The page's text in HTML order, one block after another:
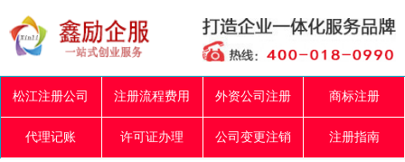
松江注册公司 注册流程费用 外资公司注册 商标注册
代理记账 许可证办理 公司变更注销 注册指南